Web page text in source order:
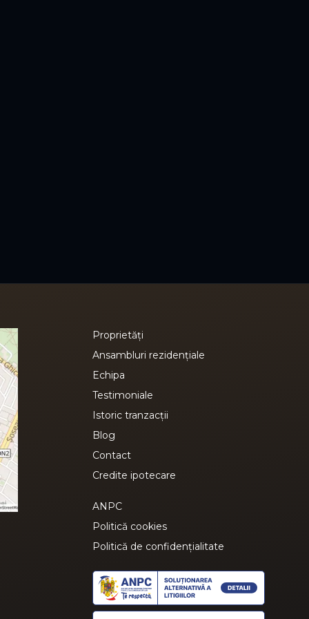
Proprietăți
Ansambluri rezidențiale
Echipa
Testimoniale
Istoric tranzacții
Blog
Contact
Credite ipotecare
ANPC
Politică cookies
Politică de confidențialitate